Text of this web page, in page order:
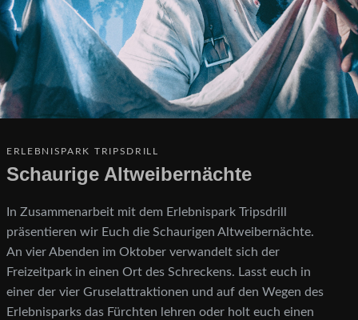
ERLEBNISPARK TRIPSDRILL
Schaurige Altweibernächte
In Zusammenarbeit mit dem Erlebnispark Tripsdrill
präsentieren wir Euch die Schaurigen Altweibernächte.
An vier Abenden im Oktober verwandelt sich der
Freizeitpark in einen Ort des Schreckens. Lasst euch in
einer der vier Gruselattraktionen und auf den Wegen des
Erlebnisparks das Fürchten lehren oder holt euch einen